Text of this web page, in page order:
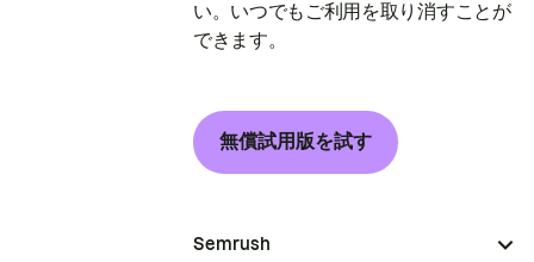
い。いつでもご利用を取り消すことが
できます。
無償試用版を試す
Semrush